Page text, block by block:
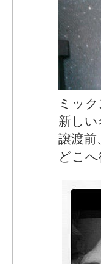
ミッ
新しい
譲渡前
どこへ